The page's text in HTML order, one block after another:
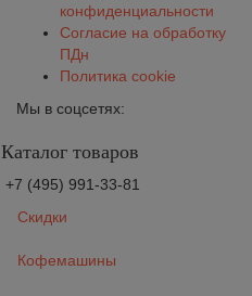
конфиденциальности
Согласие на обработку
ПДн
Политика cookie
Мы в соцсетях:
Каталог товаров
+7 (495) 991-33-81
Скидки
Кофемашины